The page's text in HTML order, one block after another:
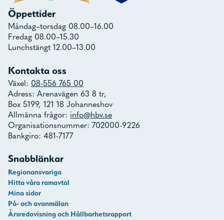
Öppettider
Måndag–torsdag 08.00–16.00
Fredag 08.00–15.30
Lunchstängt 12.00–13.00
Kontakta oss
Växel: 08-556 765 00
Adress: Arenavägen 63 8 tr,
Box 5199, 121 18 Johanneshov
Allmänna frågor: info@hbv.se
Organisationsnummer: 702000-9226
Bankgiro: 481-7177
Snabblänkar
Regionansvariga
Hitta våra ramavtal
Mina sidor
På- och avanmälan
Årsredovisning och Hållbarhetsrapport